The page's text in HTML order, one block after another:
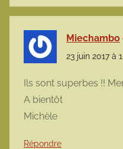
Miechambo
23 juin 2017 à
Ils sont superbes !!
A bientôt
Michèle
Répondre